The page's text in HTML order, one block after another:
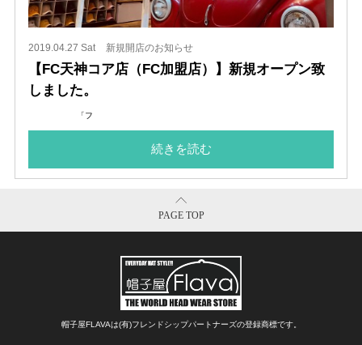
2019.04.27 Sat 新規開店のお知らせ
【FC天神コア店（FC加盟店）】新規オープン致
しました。
「フ
続きを読む
PAGE TOP
帽子屋FLAVAは(有)フレンドシップパートナーズの登録商標です。